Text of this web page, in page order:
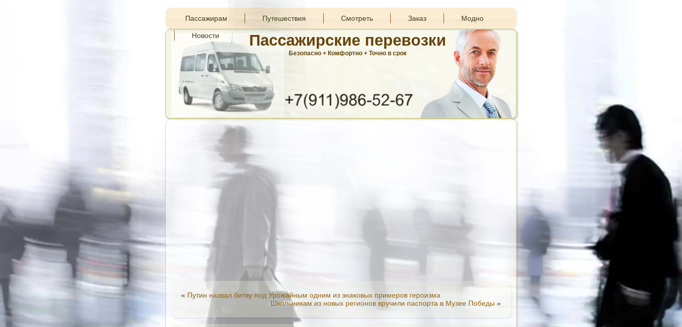
Пассажирам Путешествия Смотреть Заказ Модно
Новости Пассажирские перевозки
Безопасно + Комфортно + Точно в срок
« Путин назвал битву под Урожайным одним из знаковых примеров героизма
Школьникам из новых регионов вручили паспорта в Музее Победы »